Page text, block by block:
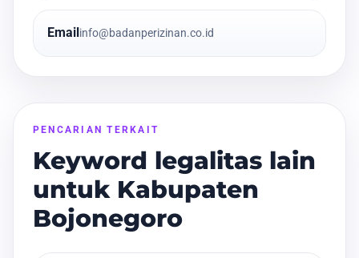
Email info@badanperizinan.co.id
PENCARIAN TERKAIT
Keyword legalitas lain
untuk Kabupaten
Bojonegoro